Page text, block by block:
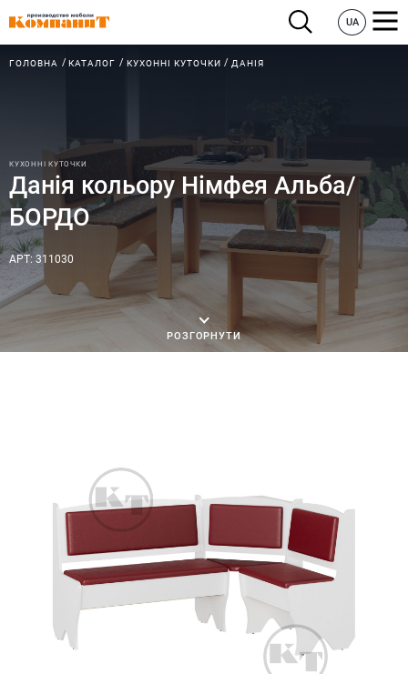
UA
ГОЛОВНА КАТАЛОГ КУХОННІ КУТОЧКИ ДАНІЯ
КУХОННІ КУТОЧКИ
Данія кольору Німфея Альба/
БОРДО
АРТ: 311030
РОЗГОРНУТИ